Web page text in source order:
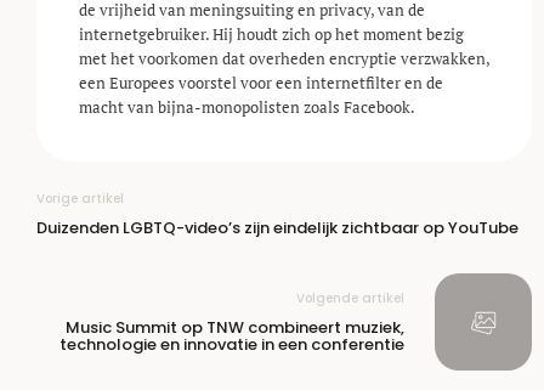
de vrijheid van meningsuiting en privacy, van de
internetgebruiker. Hij houdt zich op het moment bezig
met het voorkomen dat overheden encryptie verzwakken,
een Europees voorstel voor een internetfilter en de
macht van bijna-monopolisten zoals Facebook.
Vorige artikel
Duizenden LGBTQ-video’s zijn eindelijk zichtbaar op YouTube
Volgende artikel
Music Summit op TNW combineert muziek,
technologie en innovatie in een conferentie